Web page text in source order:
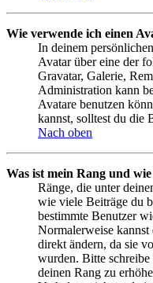
Wie verwende ich einen
In deinem
Avatar über eine der
Gravatar, Galerie,
Administration kann
Avatare benutzen
kannst, solltest du die
Nach oben
Was ist mein Rang und
Ränge, die unter
wie viele Beiträge du
bestimmte Benutzer
Normalerweise kannst
direkt ändern, da sie
wurden. Bitte
deinen Rang zu